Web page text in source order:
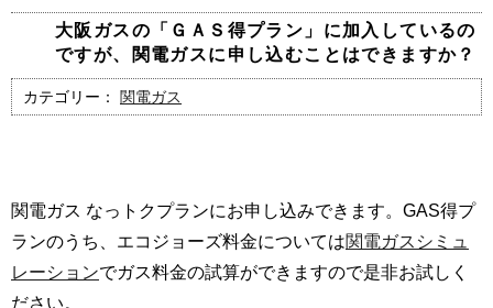
大阪ガスの「ＧＡＳ得プラン」に加入しているの
ですが、関電ガスに申し込むことはできますか？
カテゴリー： 関電ガス
関電ガス なっトクプランにお申し込みできます。GAS得プ
ランのうち、エコジョーズ料金については関電ガスシミュ
レーションでガス料金の試算ができますので是非お試しく
ださい。